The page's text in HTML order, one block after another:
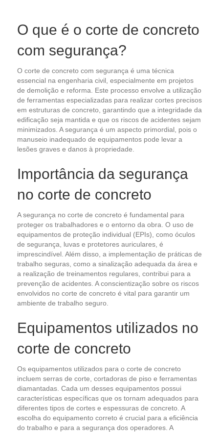
O que é o corte de concreto
com segurança?
O corte de concreto com segurança é uma técnica
essencial na engenharia civil, especialmente em projetos
de demolição e reforma. Este processo envolve a utilização
de ferramentas especializadas para realizar cortes precisos
em estruturas de concreto, garantindo que a integridade da
edificação seja mantida e que os riscos de acidentes sejam
minimizados. A segurança é um aspecto primordial, pois o
manuseio inadequado de equipamentos pode levar a
lesões graves e danos à propriedade.
Importância da segurança
no corte de concreto
A segurança no corte de concreto é fundamental para
proteger os trabalhadores e o entorno da obra. O uso de
equipamentos de proteção individual (EPIs), como óculos
de segurança, luvas e protetores auriculares, é
imprescindível. Além disso, a implementação de práticas de
trabalho seguras, como a sinalização adequada da área e
a realização de treinamentos regulares, contribui para a
prevenção de acidentes. A conscientização sobre os riscos
envolvidos no corte de concreto é vital para garantir um
ambiente de trabalho seguro.
Equipamentos utilizados no
corte de concreto
Os equipamentos utilizados para o corte de concreto
incluem serras de corte, cortadoras de piso e ferramentas
diamantadas. Cada um desses equipamentos possui
características específicas que os tornam adequados para
diferentes tipos de cortes e espessuras de concreto. A
escolha do equipamento correto é crucial para a eficiência
do trabalho e para a segurança dos operadores. A